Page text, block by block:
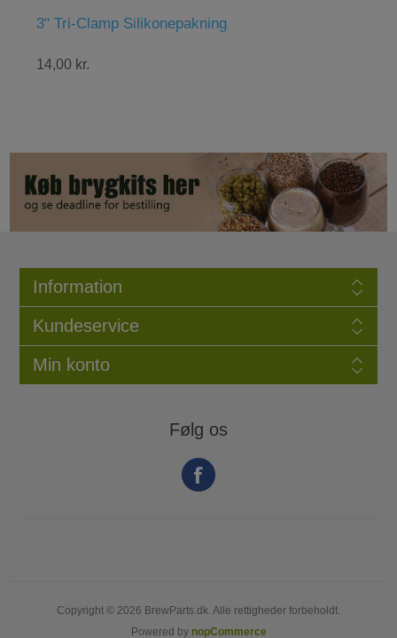
Clamp Silikonepakning
Information
Kundeservice
Min konto
Følg os
Copyright © 2026 BrewParts.dk. Alle rettigheder forbeholdt.
Powered by nopCommerce